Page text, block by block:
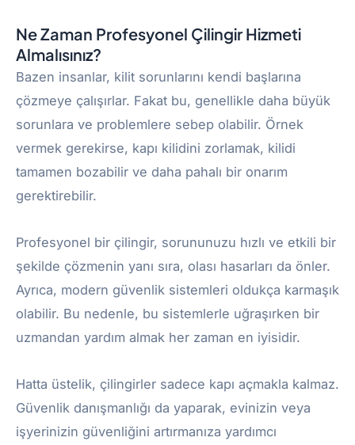
Ne Zaman Profesyonel Çilingir Hizmeti
Almalısınız?
Bazen insanlar, kilit sorunlarını kendi başlarına
çözmeye çalışırlar. Fakat bu, genellikle daha büyük
sorunlara ve problemlere sebep olabilir. Örnek
vermek gerekirse, kapı kilidini zorlamak, kilidi
tamamen bozabilir ve daha pahalı bir onarım
gerektirebilir.
Profesyonel bir çilingir, sorununuzu hızlı ve etkili bir
şekilde çözmenin yanı sıra, olası hasarları da önler.
Ayrıca, modern güvenlik sistemleri oldukça karmaşık
olabilir. Bu nedenle, bu sistemlerle uğraşırken bir
uzmandan yardım almak her zaman en iyisidir.
Hatta üstelik, çilingirler sadece kapı açmakla kalmaz.
Güvenlik danışmanlığı da yaparak, evinizin veya
işyerinizin güvenliğini artırmanıza yardımcı